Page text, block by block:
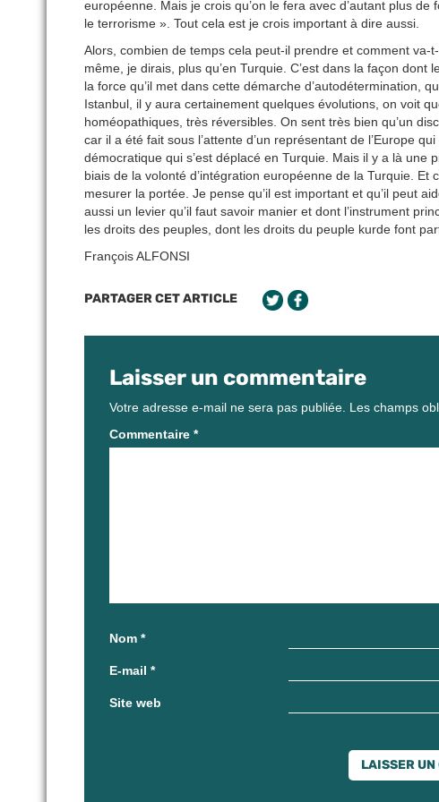
européenne. Mais je crois qu’on le fera avec d’autant plus
le terrorisme ». Tout cela est je crois important à dire aussi.
Alors, combien de temps cela peut-il prendre et comment
même, je dirais, plus qu’en Turquie. C’est dans la façon
la force qu’il met dans cette démarche d’autodétermination,
Istanbul, il y aura certainement quelques évolutions, on voit
homéopathiques, très réversibles. On sent très bien qu’un
car il a été fait sous l’attente d’un représentant de l’Europe
démocratique qui s’est déplacé en Turquie. Mais il y a là une
biais de la volonté d’intégration européenne de la Turquie. Et
mesurer la portée. Je pense qu’il est important et qu’il peut
aussi un levier qu’il faut savoir manier et dont l’instrument
les droits des peuples, dont les droits du peuple kurde font
François ALFONSI
PARTAGER CET ARTICLE
Laisser un commentaire
Votre adresse e-mail ne sera pas publiée. Les champs
Commentaire *
Nom *
E-mail *
Site web